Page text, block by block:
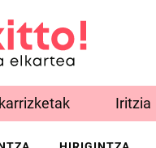
Iritzia